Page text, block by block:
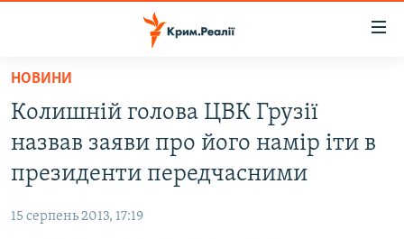
Перейти
основного
матеріалу
до
основної
навігації
БЛОГИ
НОВИНИ
Колишній голова ЦВК Грузії
назвав заяви про його намір іти в
президенти передчасними
15 серпень 2013, 17:19